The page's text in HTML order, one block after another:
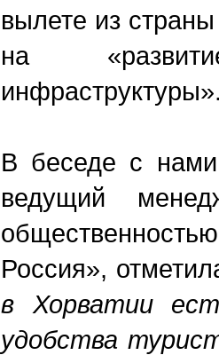
вылете из
на
В беседе с
ведущий
Россия»,
в Хорватии
удобства